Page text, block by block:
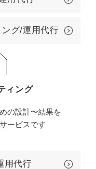
グ/運用代行
ィング
の設計〜結果を
ービスです
用代行